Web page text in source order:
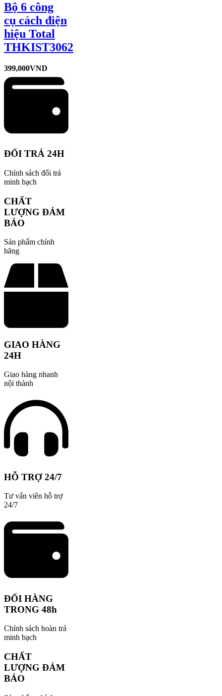
Bộ 6 công
cụ cách điện
hiệu Total
THKIST3062
399,000VND
ĐỔI TRẢ 24H
Chính sách đổi trả
minh bạch
CHẤT
LƯỢNG ĐẢM
BẢO
Sản phẩm chính
hãng
GIAO HÀNG
24H
Giao hàng nhanh
nội thành
HỖ TRỢ 24/7
Tư vấn viên hỗ trợ
24/7
ĐỔI HÀNG
TRONG 48h
Chính sách hoàn trả
minh bạch
CHẤT
LƯỢNG ĐẢM
BẢO